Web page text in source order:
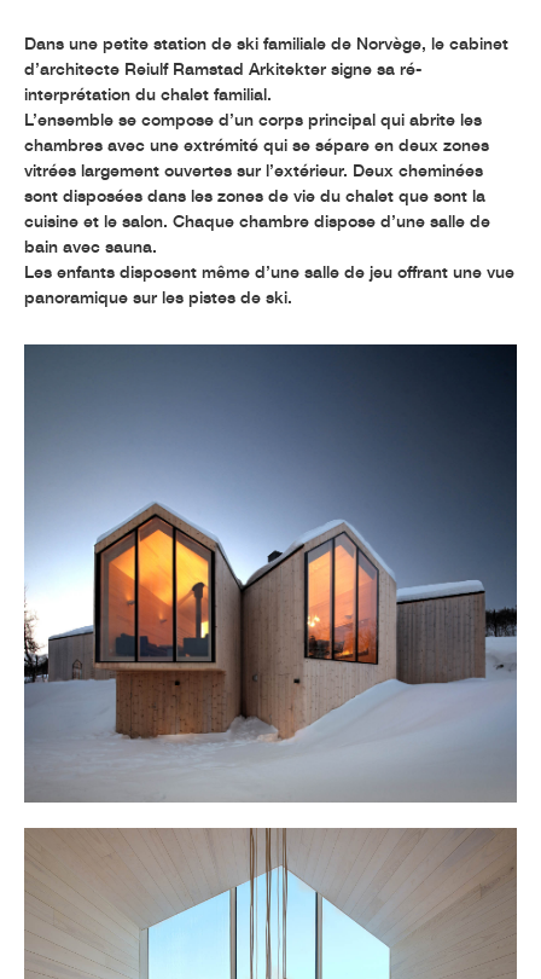
Dans une petite station de ski familiale de Norvège, le cabinet
d’architecte Reiulf Ramstad Arkitekter signe sa ré-
interprétation du chalet familial.
L’ensemble se compose d’un corps principal qui abrite les
chambres avec une extrémité qui se sépare en deux zones
vitrées largement ouvertes sur l’extérieur. Deux cheminées
sont disposées dans les zones de vie du chalet que sont la
cuisine et le salon. Chaque chambre dispose d’une salle de
bain avec sauna.
Les enfants disposent même d’une salle de jeu offrant une vue
panoramique sur les pistes de ski.